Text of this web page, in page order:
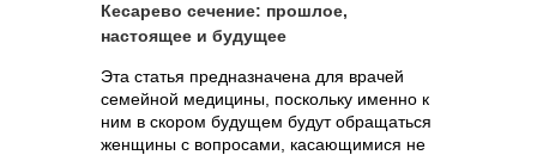
Кесарево сечение: прошлое,
настоящее и будущее
Эта статья предназначена для врачей
семейной медицины, поскольку именно к
ним в скором будущем будут обращаться
женщины с вопросами, касающимися не